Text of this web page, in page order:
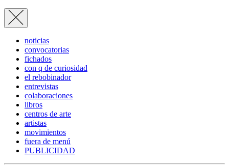
noticias
convocatorias
fichados
con q de curiosidad
el rebobinador
entrevistas
colaboraciones
libros
centros de arte
artistas
movimientos
fuera de menú
PUBLICIDAD